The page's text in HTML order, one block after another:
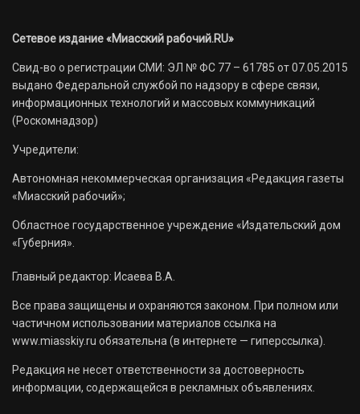
Сетевое издание «Миасский рабочий.RU»
Свид-во о регистрации СМИ: ЭЛ № ФС 77 – 61785 от 07.05.2015
выдано Федеральной службой по надзору в сфере связи,
информационных технологий и массовых коммуникаций
(Роскомнадзор)
Учредители:
Автономная некоммерческая организация «Редакция газеты
«Миасский рабочий»;
Областное государственное учреждение «Издательский дом
«Губерния».
Главный редактор: Исаева В.А.
Все права защищены и охраняются законом. При полном или
частичном использовании материалов ссылка на
www.miasskiy.ru обязательна (в интернете — гиперссылка).
Редакция не несет ответственности за достоверность
информации, содержащейся в рекламных объявлениях.